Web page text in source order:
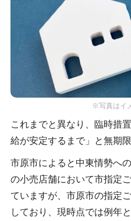
※写真はイ
これまでと異なり、臨時措
給が安定するまで」と無期
市原市によると中東情勢へ
の小売店舗において市指定
ていますが、市原市の指定
しており、現時点では例年